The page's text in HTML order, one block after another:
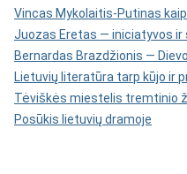
Vincas Mykolaitis-Putinas
Juozas Eretas — iniciatyvos
Bernardas Brazdžionis —
Lietuvių literatūra tarp kūjo ir
Tėviškės miestelis tremtinio
Posūkis lietuvių dramoje